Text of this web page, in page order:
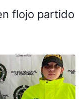
flojo partido